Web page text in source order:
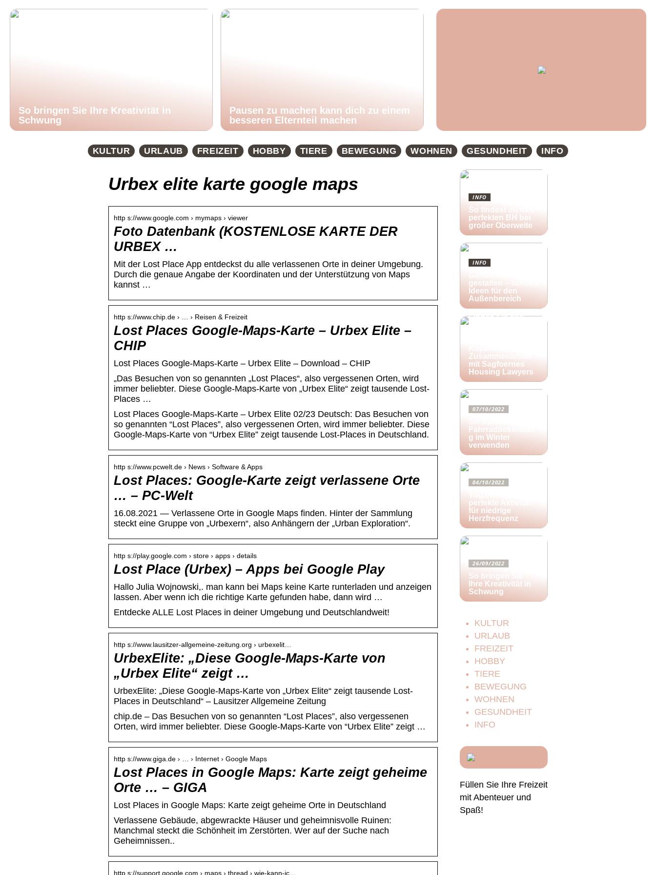
So bringen Sie Ihre Kreativität in
Schwung
Pausen zu machen kann dich zu einem
besseren Elternteil machen
KULTUR URLAUB FREIZEIT HOBBY TIERE BEWEGUNG WOHNEN GESUNDHEIT INFO
Urbex elite karte google maps
http s://www.google.com › mymaps › viewer
Foto Datenbank (KOSTENLOSE KARTE DER
URBEX …
Mit der Lost Place App entdeckst du alle verlassenen Orte in deiner Umgebung.
Durch die genaue Angabe der Koordinaten und der Unterstützung von Maps
kannst …
http s://www.chip.de › … › Reisen & Freizeit
Lost Places Google-Maps-Karte – Urbex Elite –
CHIP
Lost Places Google-Maps-Karte – Urbex Elite – Download – CHIP
„Das Besuchen von so genannten „Lost Places“, also vergessenen Orten, wird
immer beliebter. Diese Google-Maps-Karte von „Urbex Elite“ zeigt tausende Lost-
Places …
Lost Places Google-Maps-Karte – Urbex Elite 02/23 Deutsch: Das Besuchen von
so genannten “Lost Places”, also vergessenen Orten, wird immer beliebter. Diese
Google-Maps-Karte von “Urbex Elite” zeigt tausende Lost-Places in Deutschland.
http s://www.pcwelt.de › News › Software & Apps
Lost Places: Google-Karte zeigt verlassene Orte
… – PC-Welt
16.08.2021 — Verlassene Orte in Google Maps finden. Hinter der Sammlung
steckt eine Gruppe von „Urbexern“, also Anhängern der „Urban Exploration“.
http s://play.google.com › store › apps › details
Lost Place (Urbex) – Apps bei Google Play
Hallo Julia Wojnowski,. man kann bei Maps keine Karte runterladen und anzeigen
lassen. Aber wenn ich die richtige Karte gefunden habe, dann wird …
Entdecke ALLE Lost Places in deiner Umgebung und Deutschlandweit!
http s://www.lausitzer-allgemeine-zeitung.org › urbexelit…
UrbexElite: „Diese Google-Maps-Karte von
„Urbex Elite“ zeigt …
UrbexElite: „Diese Google-Maps-Karte von „Urbex Elite“ zeigt tausende Lost-
Places in Deutschland“ – Lausitzer Allgemeine Zeitung
chip.de – Das Besuchen von so genannten “Lost Places”, also vergessenen
Orten, wird immer beliebter. Diese Google-Maps-Karte von “Urbex Elite” zeigt …
http s://www.giga.de › … › Internet › Google Maps
Lost Places in Google Maps: Karte zeigt geheime
Orte … – GIGA
Lost Places in Google Maps: Karte zeigt geheime Orte in Deutschland
Verlassene Gebäude, abgewrackte Häuser und geheimnisvolle Ruinen:
Manchmal steckt die Schönheit im Zerstörten. Wer auf der Suche nach
Geheimnissen..
http s://support.google.com › maps › thread › wie-kann-ic…
INFO
So findest du den
perfekten BH bei
großer Oberweite
INFO
gestalten – schöne
Ideen für den
Außenbereich
Finden Sie das
Zusammenarbeit
mit Sagfoernes
Housing Lawyers
07/10/2022
Fahrradbekleidun
g im Winter
verwenden
04/10/2022
perfekte Aktivität
für niedrige
Herzfrequenz
26/09/2022
So bringen Sie
Ihre Kreativität in
Schwung
KULTUR
URLAUB
FREIZEIT
HOBBY
TIERE
BEWEGUNG
WOHNEN
GESUNDHEIT
INFO
Füllen Sie Ihre Freizeit
mit Abenteuer und
Spaß!